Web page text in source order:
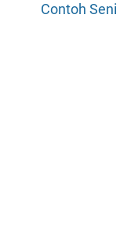
Contoh Seni